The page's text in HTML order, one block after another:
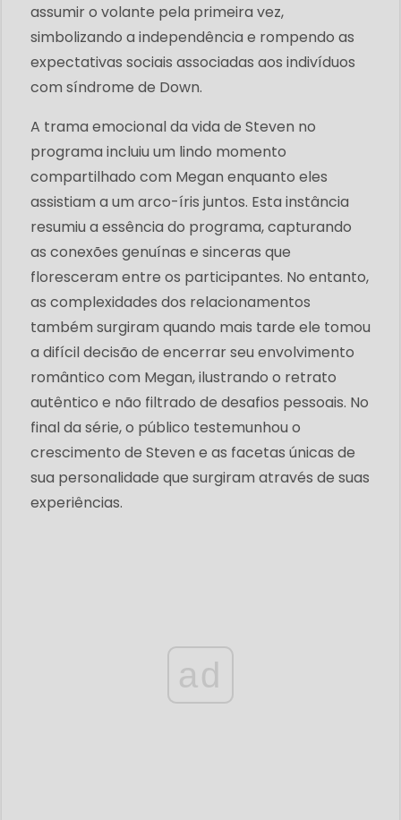
assumir o volante pela primeira vez,
simbolizando a independência e rompendo as
expectativas sociais associadas aos indivíduos
com síndrome de Down.
A trama emocional da vida de Steven no
programa incluiu um lindo momento
compartilhado com Megan enquanto eles
assistiam a um arco-íris juntos. Esta instância
resumiu a essência do programa, capturando
as conexões genuínas e sinceras que
floresceram entre os participantes. No entanto,
as complexidades dos relacionamentos
também surgiram quando mais tarde ele tomou
a difícil decisão de encerrar seu envolvimento
romântico com Megan, ilustrando o retrato
autêntico e não filtrado de desafios pessoais. No
final da série, o público testemunhou o
crescimento de Steven e as facetas únicas de
sua personalidade que surgiram através de suas
experiências.
ad